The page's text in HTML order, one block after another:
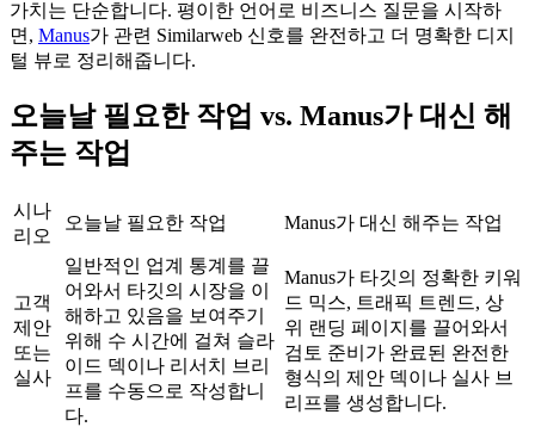
가치는 단순합니다. 평이한 언어로 비즈니스 질문을 시작하
면, Manus가 관련 Similarweb 신호를 완전하고 더 명확한 디지
털 뷰로 정리해줍니다.
오늘날 필요한 작업 vs. Manus가 대신 해
주는 작업
시나
리오
오늘날 필요한 작업 Manus가 대신 해주는 작업
고객
제안
또는
실사
일반적인 업계 통계를 끌
어와서 타깃의 시장을 이
해하고 있음을 보여주기
위해 수 시간에 걸쳐 슬라
이드 덱이나 리서치 브리
프를 수동으로 작성합니
다.
Manus가 타깃의 정확한 키워
드 믹스, 트래픽 트렌드, 상
위 랜딩 페이지를 끌어와서
검토 준비가 완료된 완전한
형식의 제안 덱이나 실사 브
리프를 생성합니다.